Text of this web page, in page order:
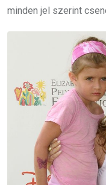
minden jel szerint